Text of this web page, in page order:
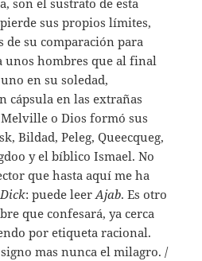
son el sustrato de esta
sus propios límites,
su comparación para
unos hombres que al final
en su soledad,
cápsula en las extrañas
o Dios formó sus
Bildad, Peleg, Queecqueg,
y el bíblico Ismael. No
que hasta aquí me ha
: puede leerAjab. Es otro
que confesará, ya cerca
por etiqueta racional.
mas nunca el milagro. /